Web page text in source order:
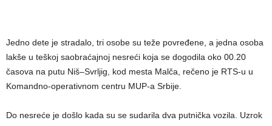
Jedno dete je stradalo, tri osobe su teže povređene, a jedna osoba
lakše u teškoj saobraćajnoj nesreći koja se dogodila oko 00.20
časova na putu Niš–Svrljig, kod mesta Malča, rečeno je RTS-u u
Komandno-operativnom centru MUP-a Srbije.
Do nesreće je došlo kada su se sudarila dva putnička vozila. Uzrok